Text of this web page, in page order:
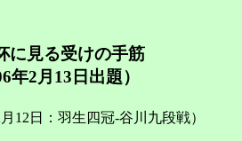
に見る受けの手筋
年2月13日出題）
12日：羽生四冠-谷川九段戦）